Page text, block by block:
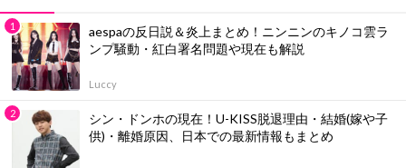
aespaの反日説＆炎上まとめ！ニンニンのキノコ雲ラ
ンプ騒動・紅白署名問題や現在も解説
Luccy
シン・ドンホの現在！U-KISS脱退理由・結婚(嫁や子
供)・離婚原因、日本での最新情報もまとめ